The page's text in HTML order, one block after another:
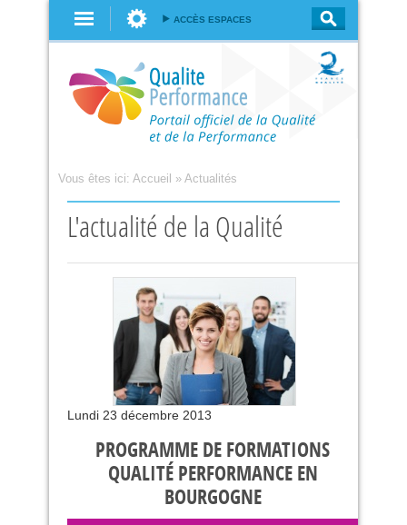
ACCÈS ESPACES
Vous êtes ici: Accueil » Actualités
L'actualité de la Qualité
Lundi 23 décembre 2013
PROGRAMME DE FORMATIONS
QUALITÉ PERFORMANCE EN
BOURGOGNE